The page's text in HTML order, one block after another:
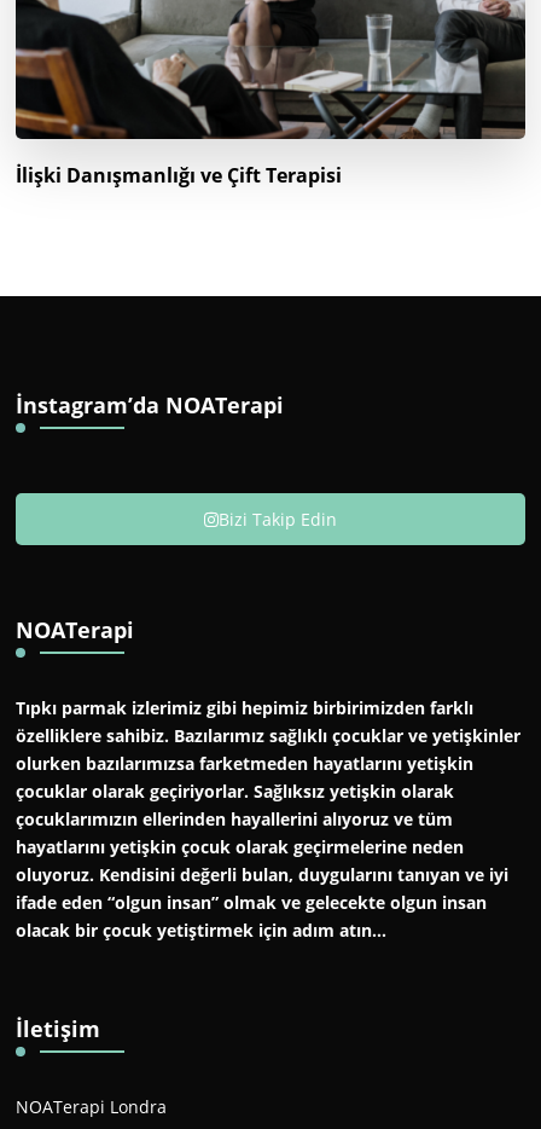
İlişki Danışmanlığı ve Çift Terapisi
İnstagram’da NOATerapi
Bizi Takip Edin
NOATerapi
Tıpkı parmak izlerimiz gibi hepimiz birbirimizden farklı
özelliklere sahibiz. Bazılarımız sağlıklı çocuklar ve yetişkinler
olurken bazılarımızsa farketmeden hayatlarını yetişkin
çocuklar olarak geçiriyorlar. Sağlıksız yetişkin olarak
çocuklarımızın ellerinden hayallerini alıyoruz ve tüm
hayatlarını yetişkin çocuk olarak geçirmelerine neden
oluyoruz. Kendisini değerli bulan, duygularını tanıyan ve iyi
ifade eden “olgun insan” olmak ve gelecekte olgun insan
olacak bir çocuk yetiştirmek için adım atın…
İletişim
NOATerapi Londra